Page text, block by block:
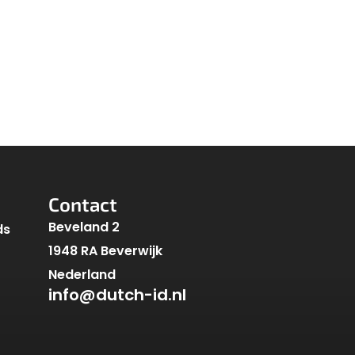
Contact
Beveland 2
1948 RA Beverwijk
Nederland
info@dutch-id.nl